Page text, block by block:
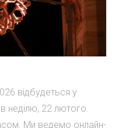
відбудеться у
неділю, 22 лютого.
Ми ведемо онлайн-